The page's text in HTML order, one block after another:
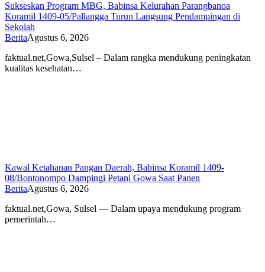
Sukseskan Program MBG, Babinsa Kelurahan Parangbanoa
Koramil 1409-05/Pallangga Turun Langsung Pendampingan di
Sekolah
BeritaAgustus 6, 2026
faktual.net,Gowa,Sulsel – Dalam rangka mendukung peningkatan
kualitas kesehatan…
Kawal Ketahanan Pangan Daerah, Babinsa Koramil 1409-
08/Bontonompo Dampingi Petani Gowa Saat Panen
BeritaAgustus 6, 2026
faktual.net,Gowa, Sulsel — Dalam upaya mendukung program
pemerintah…